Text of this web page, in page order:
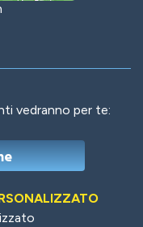
vedranno per te: